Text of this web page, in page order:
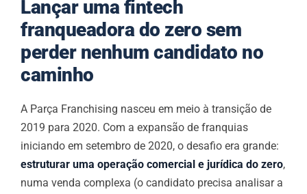
Lançar uma fintech
franqueadora do zero sem
perder nenhum candidato no
caminho
A Parça Franchising nasceu em meio à transição de
2019 para 2020. Com a expansão de franquias
iniciando em setembro de 2020, o desafio era grande:
estruturar uma operação comercial e jurídica do zero,
numa venda complexa (o candidato precisa analisar a